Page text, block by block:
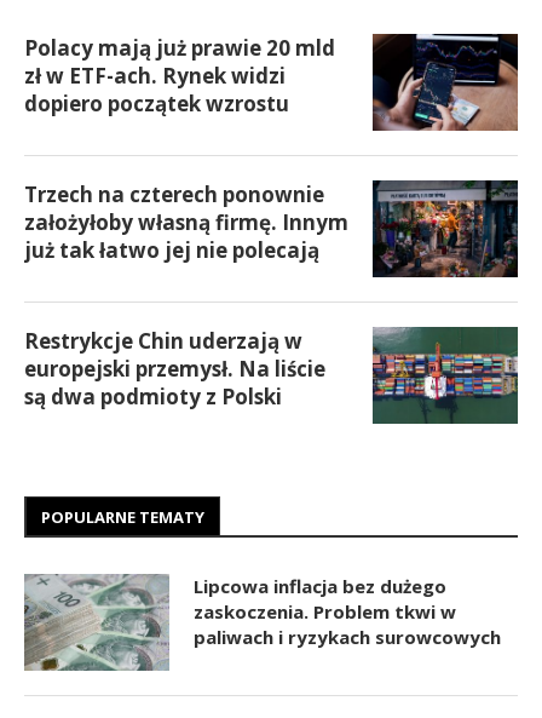
Polacy mają już prawie 20 mld
zł w ETF-ach. Rynek widzi
dopiero początek wzrostu
Trzech na czterech ponownie
założyłoby własną firmę. Innym
już tak łatwo jej nie polecają
Restrykcje Chin uderzają w
europejski przemysł. Na liście
są dwa podmioty z Polski
POPULARNE TEMATY
Lipcowa inflacja bez dużego
zaskoczenia. Problem tkwi w
paliwach i ryzykach surowcowych